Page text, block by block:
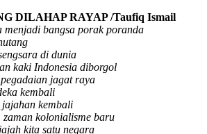
DILAHAP RAYAP /Taufiq Ismail
bangsa porak poranda
di dunia
kaki Indonesia diborgol
jagat raya
kembali
kembali
kolonialisme baru
kita satu negara